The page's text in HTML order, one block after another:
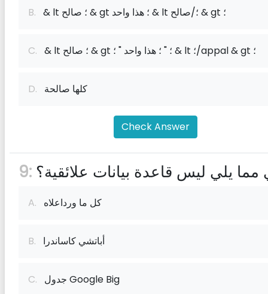
B. & lt ؛ صالح & gt ؛ هذا واحد & lt ؛/صالح & gt ؛
C. & lt ؛ صالح & gt ؛ " ؛ هذا واحد " ؛ & lt ؛/appal & gt ؛
D. كلها صالحة
Check Answer
9: مما يلي ليس قاعدة بيانات علائقية؟
A. كل ما ورداعلاه
B. أباتشي كاساندرا
C. جدول Google Big